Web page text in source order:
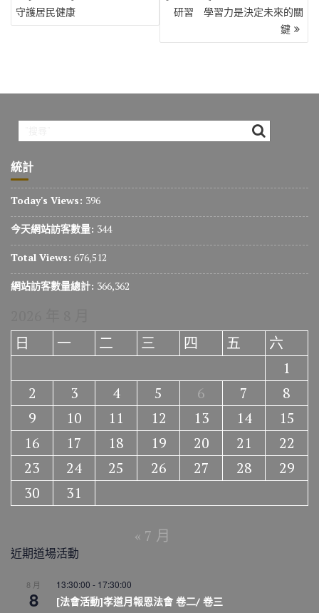
章
導
守護居民健康
研習 學習力是決定未來的關
鍵
統計
Today's Views: 396
今天網站訪客數量: 344
Total Views: 676,512
網站訪客數量總計: 366,362
日
一 二 三 四 五
六
1
2
3 4 5 6 7
8
9
10 11 12 13 14
15
16
17 18 19 20 21
22
23
24 25 26 27 28
29
30
31
« 7 月
近期道場活動
8 月
8
13:30:00 - 17:30:00
[法會活動]孝道月報恩法會 卷二/ 卷三